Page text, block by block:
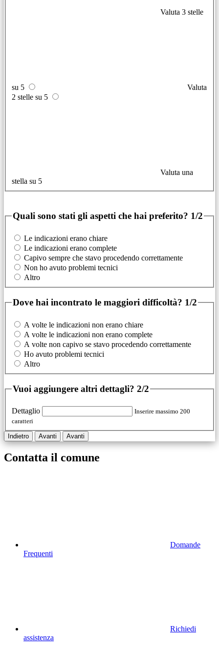
Valuta 3 stelle
su 5
Valuta
2 stelle su 5
Valuta una
stella su 5
Quali sono stati gli aspetti che hai preferito? 1/2
Le indicazioni erano chiare
Le indicazioni erano complete
Capivo sempre che stavo procedendo correttamente
Non ho avuto problemi tecnici
Altro
Dove hai incontrato le maggiori difficoltà? 1/2
A volte le indicazioni non erano chiare
A volte le indicazioni non erano complete
A volte non capivo se stavo procedendo correttamente
Ho avuto problemi tecnici
Altro
Vuoi aggiungere altri dettagli? 2/2
Dettaglio
Inserire massimo 200
caratteri
Indietro Avanti Avanti
Contatta il comune
Domande
Frequenti
Richiedi
assistenza